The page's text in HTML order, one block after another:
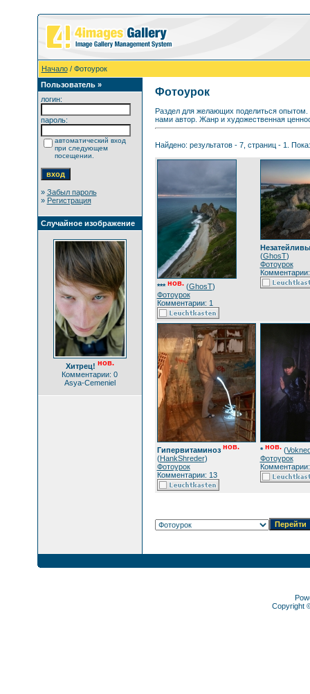
Начало/ Фотоурок
Пользователь »
логин:
пароль:
автоматический вход
при следующем
посещении.
» Забыл пароль
» Регистрация
Случайное изображение
Хитрец! нов.
Комментарии: 0
Asya-Cemeniel
Фотоурок
Раздел для желающих поделиться
нами автор. Жанр и художественная
Найдено: результатов - 7, страниц - 1.
*** нов.(GhosT)
Фотоурок
Комментарии: 1
(GhosT)
Фотоурок
Гипервитаминоз нов.
(HankShreder)
Фотоурок
Комментарии: 13
* нов.(
Фотоурок
Copyright